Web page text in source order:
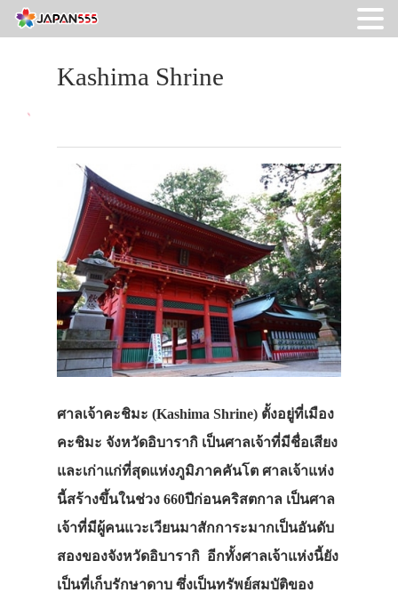
Kashima Shrine
ศาลเจ้าคะชิมะ (Kashima Shrine) ตั้งอยู่ที่เมือง
คะชิมะ จังหวัดอิบารากิ เป็นศาลเจ้าที่มีชื่อเสียง
และเก่าแก่ที่สุดแห่งภูมิภาคคันโต ศาลเจ้าแห่ง
นี้สร้างขึ้นในช่วง 660ปีก่อนคริสตกาล เป็นศาล
เจ้าที่มีผู้คนแวะเวียนมาสักการะมากเป็นอันดับ
สองของจังหวัดอิบารากิ อีกทั้งศาลเจ้าแห่งนี้ยัง
เป็นที่เก็บรักษาดาบ ซึ่งเป็นทรัพย์สมบัติของ